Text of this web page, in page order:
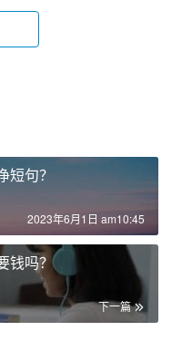
句？
2023年6月1日 am10:45
钱吗？
下一篇